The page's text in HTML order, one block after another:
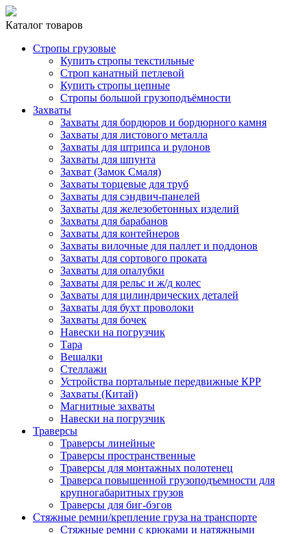
Каталог товаров
Стропы грузовые
Купить стропы текстильные
Строп канатный петлевой
Купить стропы цепные
Стропы большой грузоподъёмности
Захваты
Захваты для бордюров и бордюрного камня
Захваты для листового металла
Захваты для штрипса и рулонов
Захваты для шпунта
Захват (Замок Смаля)
Захваты торцевые для труб
Захваты для сэндвич-панелей
Захваты для железобетонных изделий
Захваты для барабанов
Захваты для контейнеров
Захваты вилочные для паллет и поддонов
Захваты для сортового проката
Захваты для опалубки
Захваты для рельс и ж/д колес
Захваты для цилиндрических деталей
Захваты для бухт проволоки
Захваты для бочек
Навески на погрузчик
Тара
Вешалки
Стеллажи
Устройства портальные передвижные КРР
Захваты (Китай)
Магнитные захваты
Навески на погрузчик
Траверсы
Траверсы линейные
Траверсы пространственные
Траверсы для монтажных полотенец
Траверса повышенной грузоподъемности для
крупногабаритных грузов
Траверсы для биг-бэгов
Стяжные ремни/крепление груза на транспорте
Стяжные ремни с крюками и натяжными